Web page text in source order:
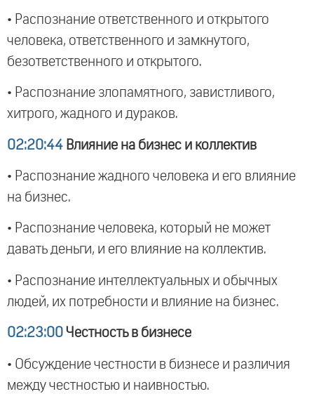
• Распознание ответственного и открытого
человека, ответственного и замкнутого,
безответственного и открытого.
• Распознание злопамятного, завистливого,
хитрого, жадного и дураков.
02:20:44 Влияние на бизнес и коллектив
• Распознание жадного человека и его влияние
на бизнес.
• Распознание человека, который не может
давать деньги, и его влияние на коллектив.
• Распознание интеллектуальных и обычных
людей, их потребности и влияние на бизнес.
02:23:00 Честность в бизнесе
• Обсуждение честности в бизнесе и различия
между честностью и наивностью.